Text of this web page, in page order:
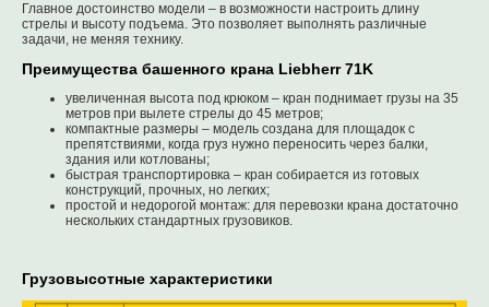
Главное достоинство модели – в возможности настроить длину
стрелы и высоту подъема. Это позволяет выполнять различные
задачи, не меняя технику.
Преимущества башенного крана Liebherr 71K
увеличенная высота под крюком – кран поднимает грузы на 35
метров при вылете стрелы до 45 метров;
компактные размеры – модель создана для площадок с
препятствиями, когда груз нужно переносить через балки,
здания или котлованы;
быстрая транспортировка – кран собирается из готовых
конструкций, прочных, но легких;
простой и недорогой монтаж: для перевозки крана достаточно
нескольких стандартных грузовиков.
Грузовысотные характеристики